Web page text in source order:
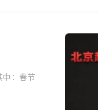
中：春节